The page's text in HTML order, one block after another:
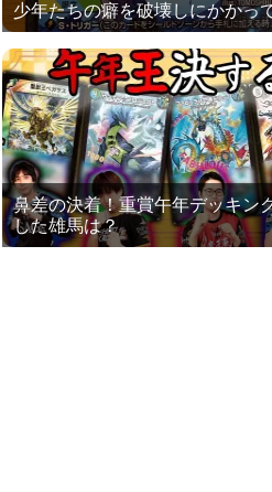
少年たちの癖を破壊しにかかっ
鼻差の決着！重賞午年デッキン
した雄馬は？